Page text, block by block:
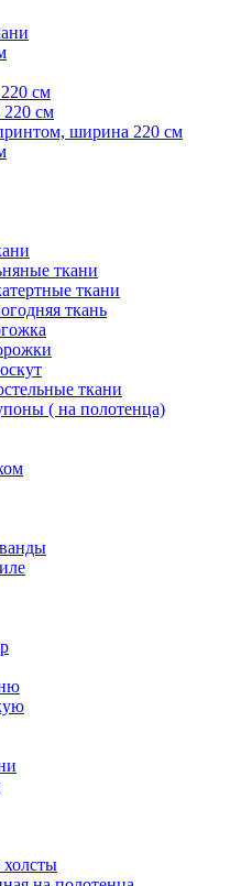
см
см
ширина 220 см
ткани
ткани
ткань
ткани
( на полотенца)